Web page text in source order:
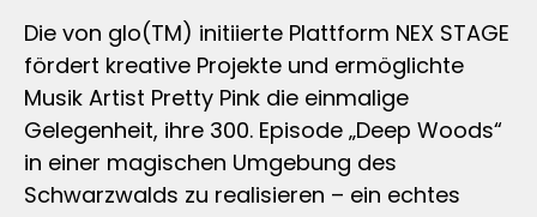
Die von glo(TM) initiierte Plattform NEX STAGE
fördert kreative Projekte und ermöglichte
Musik Artist Pretty Pink die einmalige
Gelegenheit, ihre 300. Episode „Deep Woods“
in einer magischen Umgebung des
Schwarzwalds zu realisieren – ein echtes